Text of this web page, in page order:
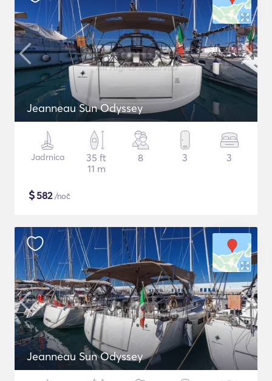
Jeanneau Sun Odyssey
Jadrnica
35 ft
11 m
8 3 3
$582/noč
Jeanneau Sun Odyssey